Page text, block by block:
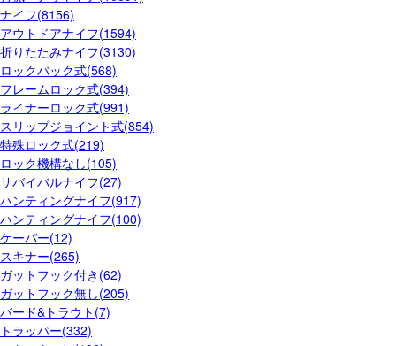
ナイフ(8156)
アウトドアナイフ(1594)
折りたたみナイフ(3130)
ロックバック式(568)
フレームロック式(394)
ライナーロック式(991)
スリップジョイント式(854)
特殊ロック式(219)
ロック機構なし(105)
サバイバルナイフ(27)
ハンティングナイフ(917)
ハンティングナイフ(100)
ケーパー(12)
スキナー(265)
ガットフック付き(62)
ガットフック無し(205)
バード&トラウト(7)
トラッパー(332)